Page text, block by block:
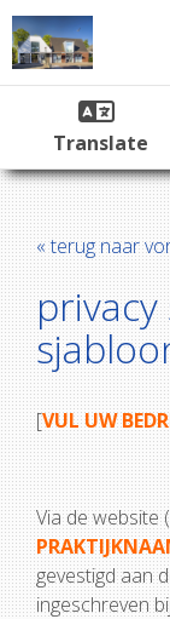
Translate
« terug naar
[VUL UW
Via de website (
gevestigd aan
ingeschreven